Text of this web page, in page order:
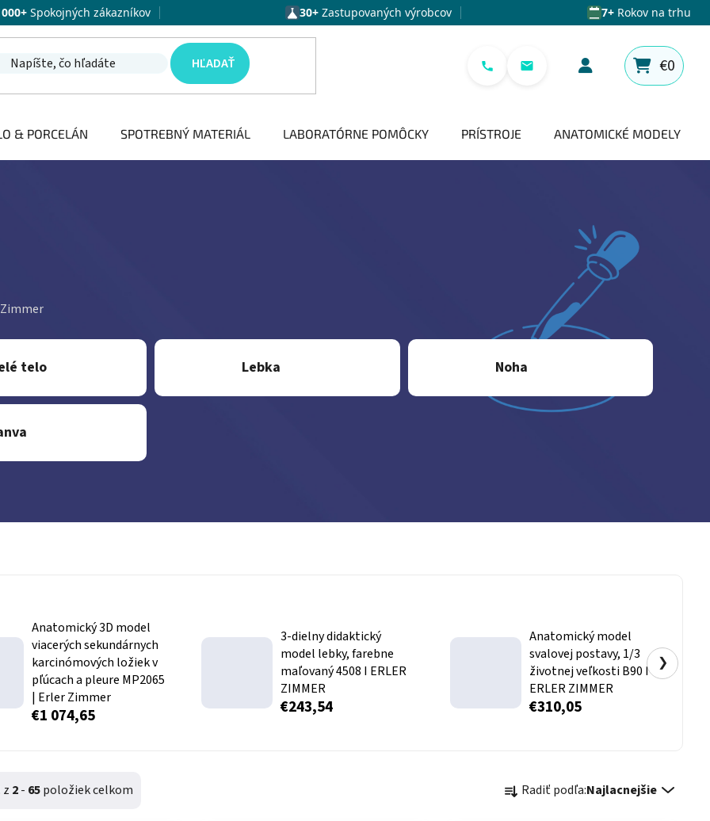
Spokojných zákazníkov 30+ Zastupovaných výrobcov 7+Rokov na trhu
HĽADAŤ
NÁKUPNÝ
€0
& PORCELÁN SPOTREBNÝ MATERIÁL LABORATÓRNE POMÔCKY PRÍSTROJE ANATOMICKÉ MODELY
telo Lebka Noha
Anatomický 3D model
viacerých sekundárnych
karcinómových ložiek v
pľúcach a pleure MP2065
| Erler Zimmer
€1 074,65
3-dielny didaktický
model lebky, farebne
maľovaný 4508 I ERLER
ZIMMER
€243,54
Anatomický model
svalovej postavy, 1/3
životnej veľkosti B90 I
ERLER ZIMMER
€310,05
❯
z 2- 65položiek celkom Radiť podľa:Najlacnejšie